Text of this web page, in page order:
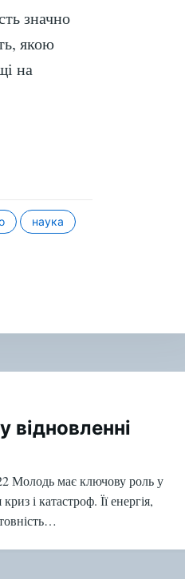
значно
якою
на
наука
відновленні
Молодь має ключову роль у
і катастроф. Її енергія,